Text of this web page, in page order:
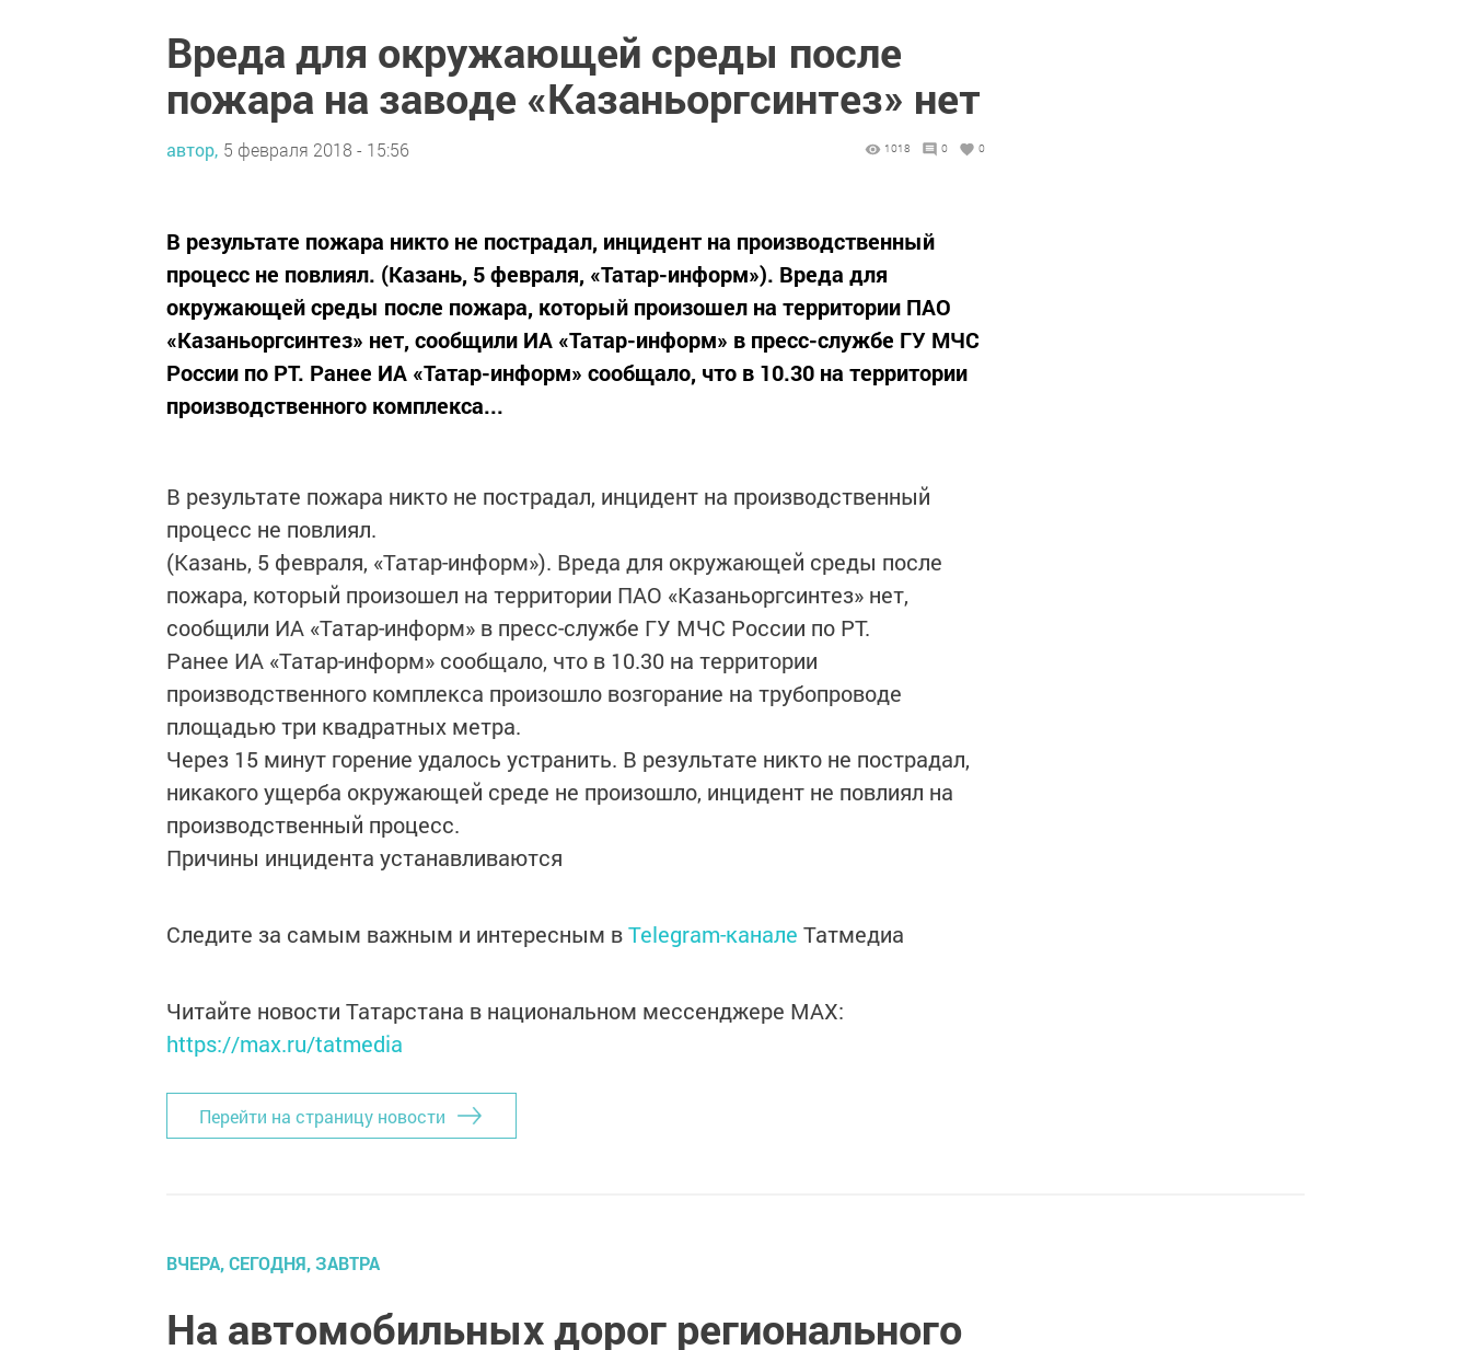
Вреда для окружающей среды после
пожара на заводе «Казаньоргсинтез» нет
автор, 5 февраля 2018 - 15:56 1018 0 0
В результате пожара никто не пострадал, инцидент на производственный
процесс не повлиял. (Казань, 5 февраля, «Татар-информ»). Вреда для
окружающей среды после пожара, который произошел на территории ПАО
«Казаньоргсинтез» нет, сообщили ИА «Татар-информ» в пресс-службе ГУ МЧС
России по РТ. Ранее ИА «Татар-информ» сообщало, что в 10.30 на территории
производственного комплекса...
В результате пожара никто не пострадал, инцидент на производственный
процесс не повлиял.
(Казань, 5 февраля, «Татар-информ»). Вреда для окружающей среды после
пожара, который произошел на территории ПАО «Казаньоргсинтез» нет,
сообщили ИА «Татар-информ» в пресс-службе ГУ МЧС России по РТ.
Ранее ИА «Татар-информ» сообщало, что в 10.30 на территории
производственного комплекса произошло возгорание на трубопроводе
площадью три квадратных метра.
Через 15 минут горение удалось устранить. В результате никто не пострадал,
никакого ущерба окружающей среде не произошло, инцидент не повлиял на
производственный процесс.
Причины инцидента устанавливаются
Следите за самым важным и интересным вTelegram-канале Татмедиа
Читайте новости Татарстана в национальном мессенджере MАХ:
https://max.ru/tatmedia
Перейти на страницу новости
ВЧЕРА, СЕГОДНЯ, ЗАВТРА
На автомобильных дорог регионального